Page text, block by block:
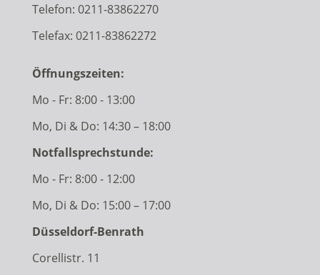
Telefon: 0211-83862270
Telefax: 0211-83862272
Öffnungszeiten:
Mo - Fr: 8:00 - 13:00
Mo, Di & Do: 14:30 – 18:00
Notfallsprechstunde:
Mo - Fr: 8:00 - 12:00
Mo, Di & Do: 15:00 – 17:00
Düsseldorf-Benrath
Corellistr. 11